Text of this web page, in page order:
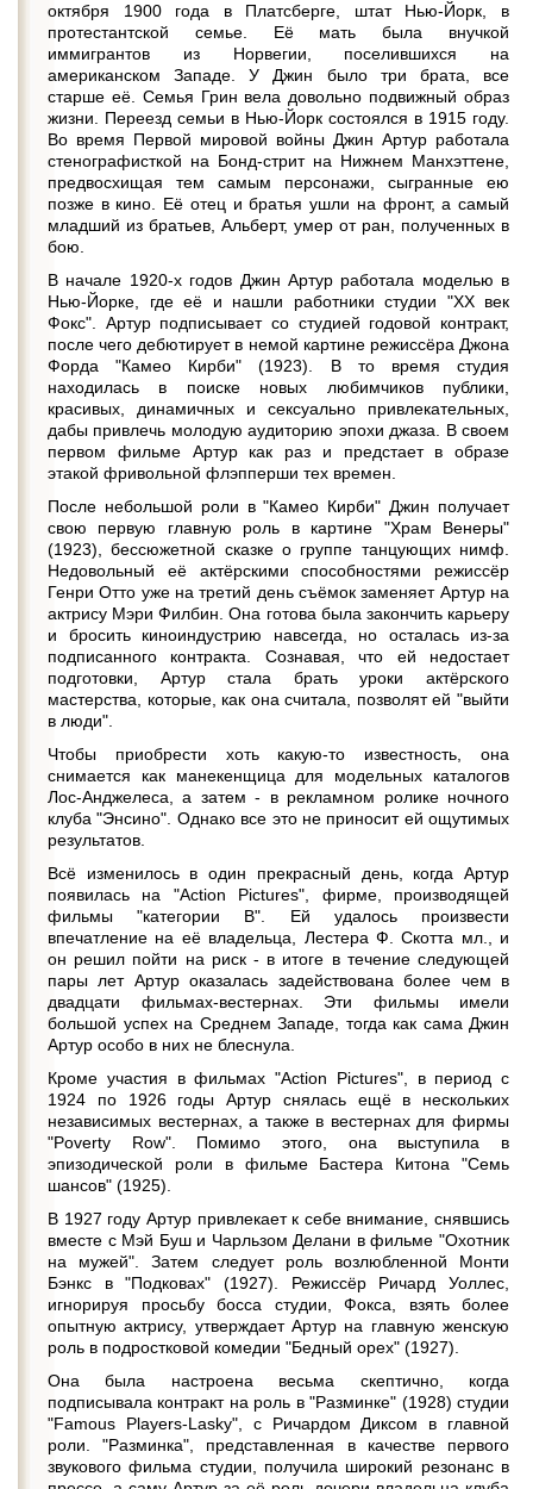
октября 1900 года в Платсберге, штат Нью-Йорк, в
протестантской семье. Её мать была внучкой
иммигрантов из Норвегии, поселившихся на
американском Западе. У Джин было три брата, все
старше её. Семья Грин вела довольно подвижный образ
жизни. Переезд семьи в Нью-Йорк состоялся в 1915 году.
Во время Первой мировой войны Джин Артур работала
стенографисткой на Бонд-стрит на Нижнем Манхэттене,
предвосхищая тем самым персонажи, сыгранные ею
позже в кино. Её отец и братья ушли на фронт, а самый
младший из братьев, Альберт, умер от ран, полученных в
бою.
В начале 1920-х годов Джин Артур работала моделью в
Нью-Йорке, где её и нашли работники студии "XX век
Фокс". Артур подписывает со студией годовой контракт,
после чего дебютирует в немой картине режиссёра Джона
Форда "Камео Кирби" (1923). В то время студия
находилась в поиске новых любимчиков публики,
красивых, динамичных и сексуально привлекательных,
дабы привлечь молодую аудиторию эпохи джаза. В своем
первом фильме Артур как раз и предстает в образе
этакой фривольной флэпперши тех времен.
После небольшой роли в "Камео Кирби" Джин получает
свою первую главную роль в картине "Храм Венеры"
(1923), бессюжетной сказке о группе танцующих нимф.
Недовольный её актёрскими способностями режиссёр
Генри Отто уже на третий день съёмок заменяет Артур на
актрису Мэри Филбин. Она готова была закончить карьеру
и бросить киноиндустрию навсегда, но осталась из-за
подписанного контракта. Сознавая, что ей недостает
подготовки, Артур стала брать уроки актёрского
мастерства, которые, как она считала, позволят ей "выйти
в люди".
Чтобы приобрести хоть какую-то известность, она
снимается как манекенщица для модельных каталогов
Лос-Анджелеса, а затем - в рекламном ролике ночного
клуба "Энсино". Однако все это не приносит ей ощутимых
результатов.
Всё изменилось в один прекрасный день, когда Артур
появилась на "Action Pictures", фирме, производящей
фильмы "категории B". Ей удалось произвести
впечатление на её владельца, Лестера Ф. Скотта мл., и
он решил пойти на риск - в итоге в течение следующей
пары лет Артур оказалась задействована более чем в
двадцати фильмах-вестернах. Эти фильмы имели
большой успех на Среднем Западе, тогда как сама Джин
Артур особо в них не блеснула.
Кроме участия в фильмах "Action Pictures", в период с
1924 по 1926 годы Артур снялась ещё в нескольких
независимых вестернах, а также в вестернах для фирмы
"Poverty Row". Помимо этого, она выступила в
эпизодической роли в фильме Бастера Китона "Семь
шансов" (1925).
В 1927 году Артур привлекает к себе внимание, снявшись
вместе с Мэй Буш и Чарльзом Делани в фильме "Охотник
на мужей". Затем следует роль возлюбленной Монти
Бэнкс в "Подковах" (1927). Режиссёр Ричард Уоллес,
игнорируя просьбу босса студии, Фокса, взять более
опытную актрису, утверждает Артур на главную женскую
роль в подростковой комедии "Бедный орех" (1927).
Она была настроена весьма скептично, когда
подписывала контракт на роль в "Разминке" (1928) студии
"Famous Players-Lasky", с Ричардом Диксом в главной
роли. "Разминка", представленная в качестве первого
звукового фильма студии, получила широкий резонанс в